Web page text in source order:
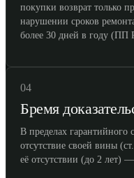
покупки возврат только
нарушении сроков
более 30 дней в году
04
Бремя
В пределах гарантийного
отсутствие своей вины
её отсутствии (до 2 лет) —